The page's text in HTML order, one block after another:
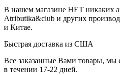
В нашем магазине НЕТ никаких
Atributika&club и других
и Китае.
Быстрая доставка из США
Все заказанные Вами товары, мы
в течении 17-22 дней.